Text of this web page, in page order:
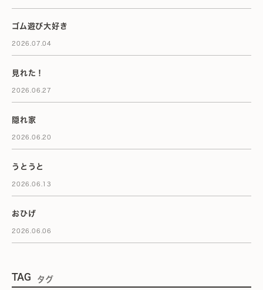
ゴム遊び大好き
2026.07.04
見れた！
2026.06.27
隠れ家
2026.06.20
うとうと
2026.06.13
おひげ
2026.06.06
TAG タグ